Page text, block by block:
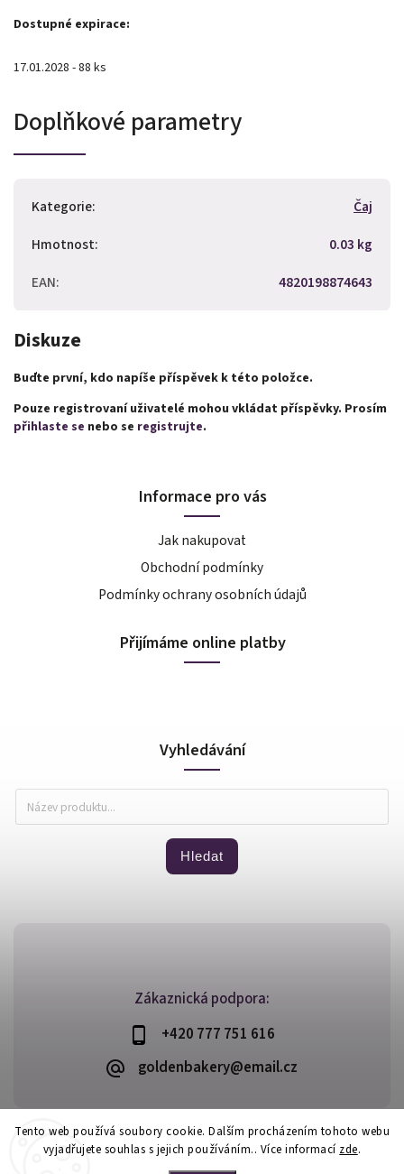
Tento web používá soubory cookie. Dalším procházením tohoto webu
vyjadřujete souhlas s jejich používáním.. Více informací zde.
Dostupné expirace:
17.01.2028 - 88 ks
Doplňkové parametry
Kategorie:
Čaj
Hmotnost:
0.03 kg
EAN: 4820198874643
Diskuze
Buďte první, kdo napíše příspěvek k této položce.
Pouze registrovaní uživatelé mohou vkládat příspěvky. Prosím
přihlaste se nebo se registrujte.
Zákaznická podpora:
+420 777 751 616
goldenbakery@email.cz
Informace pro vás
Jak nakupovat
Obchodní podmínky
Podmínky ochrany osobních údajů
Přijímáme online platby
Vyhledávání
Hledat
Copyright 2026Golden Bakery. Všechna práva vyhrazena.